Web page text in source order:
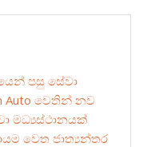
පසු සේවා
Auto වෙතින් නව
මධ්‍යස්ථානයක්
වෙත ජාත්‍යන්තර